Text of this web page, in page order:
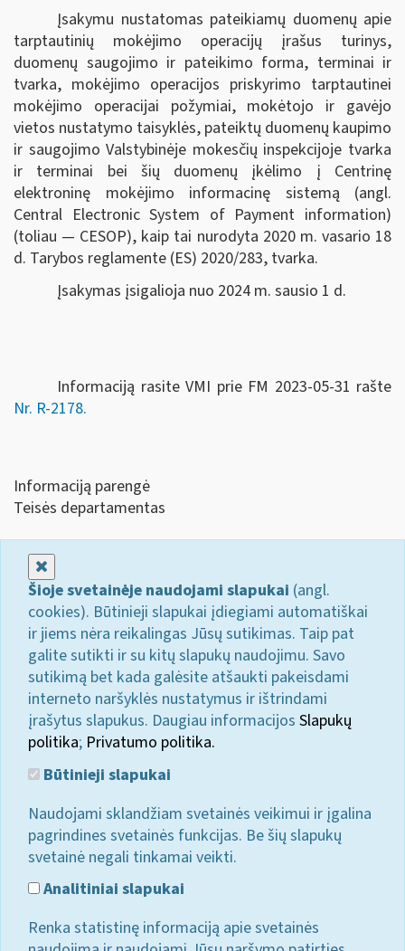
Įsakymu nustatomas pateikiamų duomenų apie
tarptautinių mokėjimo operacijų įrašus turinys,
duomenų saugojimo ir pateikimo forma, terminai ir
tvarka, mokėjimo operacijos priskyrimo tarptautinei
mokėjimo operacijai požymiai, mokėtojo ir gavėjo
vietos nustatymo taisyklės, pateiktų duomenų kaupimo
ir saugojimo Valstybinėje mokesčių inspekcijoje tvarka
ir terminai bei šių duomenų įkėlimo į Centrinę
elektroninę mokėjimo informacinę sistemą (angl.
Central Electronic System of Payment information)
(toliau — CESOP), kaip tai nurodyta 2020 m. vasario 18
d. Tarybos reglamente (ES) 2020/283, tvarka.
Įsakymas įsigalioja nuo 2024 m. sausio 1 d.
Informaciją rasite VMI prie FM 2023-05-31 rašte
Nr. R-2178.
Informaciją parengė
Teisės departamentas
Šioje svetainėje naudojami slapukai (angl.
cookies). Būtinieji slapukai įdiegiami automatiškai
ir jiems nėra reikalingas Jūsų sutikimas. Taip pat
galite sutikti ir su kitų slapukų naudojimu. Savo
sutikimą bet kada galėsite atšaukti pakeisdami
interneto naršyklės nustatymus ir ištrindami
įrašytus slapukus. Daugiau informacijos Slapukų
politika; Privatumo politika.
Būtinieji slapukai
Naudojami sklandžiam svetainės veikimui ir įgalina
pagrindines svetainės funkcijas. Be šių slapukų
svetainė negali tinkamai veikti.
Analitiniai slapukai
Renka statistinę informaciją apie svetainės